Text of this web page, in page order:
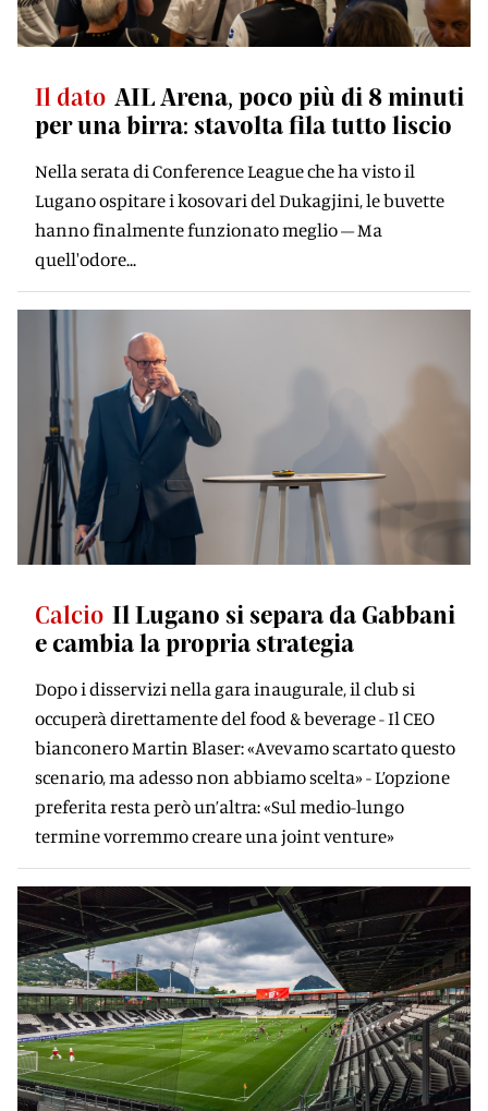
Il dato AIL Arena, poco più di 8 minuti
per una birra: stavolta fila tutto liscio
Nella serata di Conference League che ha visto il
Lugano ospitare i kosovari del Dukagjini, le buvette
hanno finalmente funzionato meglio – Ma
quell'odore...
Calcio Il Lugano si separa da Gabbani
e cambia la propria strategia
Dopo i disservizi nella gara inaugurale, il club si
occuperà direttamente del food & beverage - Il CEO
bianconero Martin Blaser: «Avevamo scartato questo
scenario, ma adesso non abbiamo scelta» - L’opzione
preferita resta però un’altra: «Sul medio-lungo
termine vorremmo creare una joint venture»